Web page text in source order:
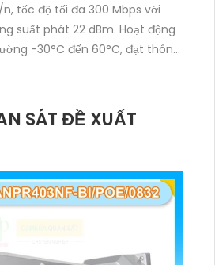
n, tốc độ tối đa 300 Mbps với
suất phát 22 dBm. Hoạt động
-30°C đến 60°C, đạt thông
SÁT ĐỀ XUẤT